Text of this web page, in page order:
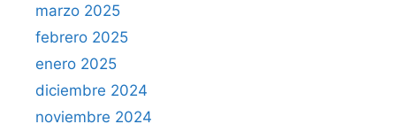
marzo 2025
febrero 2025
enero 2025
diciembre 2024
noviembre 2024